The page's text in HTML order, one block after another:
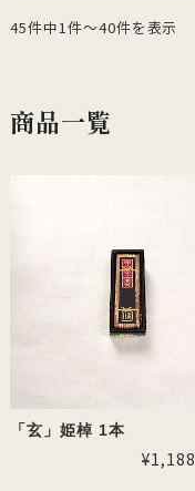
45件中1件～40件を表示
商品一覧
「玄」姫棹 1本
¥1,188